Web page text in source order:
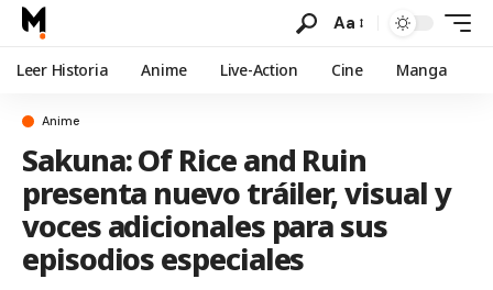
Aa
Leer Historia Anime Live-Action Cine Manga
Anime
Sakuna: Of Rice and Ruin
presenta nuevo tráiler, visual y
voces adicionales para sus
episodios especiales